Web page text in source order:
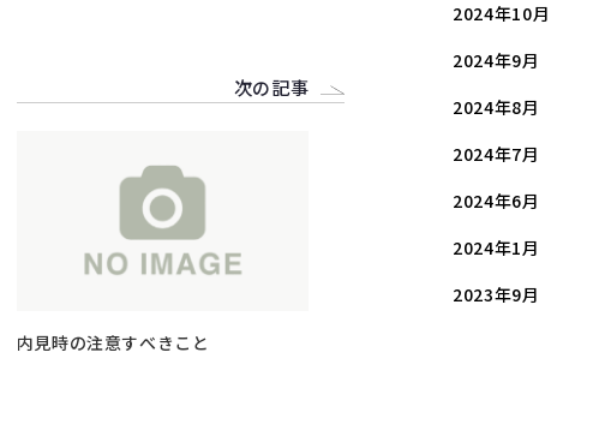
次の記事
内見時の注意すべきこと
2024年10月
2024年9月
2024年8月
2024年7月
2024年6月
2024年1月
2023年9月